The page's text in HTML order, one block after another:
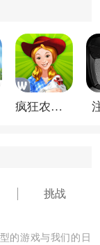
量装备的购
，通过学习这
。
疯狂农场3美国派19
挑战
的游戏与我们的日